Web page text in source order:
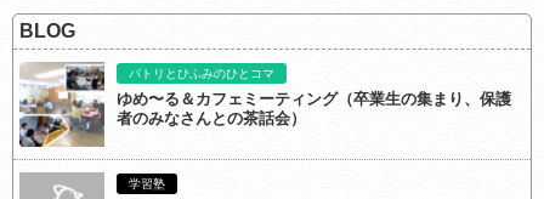
BLOG
パトリとひふみのひとコマ
ゆめ〜る＆カフェミーティング（卒業生の集まり、保護
者のみなさんとの茶話会）
学習塾